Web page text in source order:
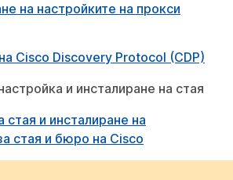
на настройките на прокси
Cisco Discovery Protocol (CDP)
и инсталиране на стая
стая и инсталиране на
стая и бюро на Cisco